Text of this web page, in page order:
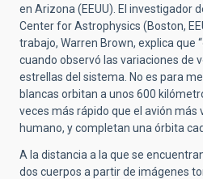
en Arizona (EEUU). El investigador
Center for Astrophysics (Boston,
trabajo, Warren Brown, explica que
cuando observó las variaciones de
estrellas del sistema. No es para
blancas orbitan a unos 600
veces más rápido que el avión más
humano, y completan una órbita
A la distancia a la que se
dos cuerpos a partir de imágenes